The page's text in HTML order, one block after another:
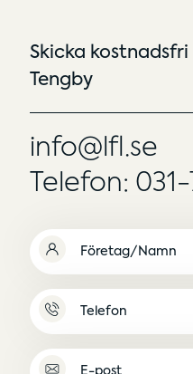
Skicka
Tengby
info@lfl.se
Telefon:
Namn
(Obligatoriskt)
Namnlös
E-